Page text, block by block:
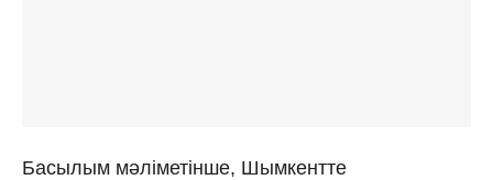
Басылым мәліметінше, Шымкентте